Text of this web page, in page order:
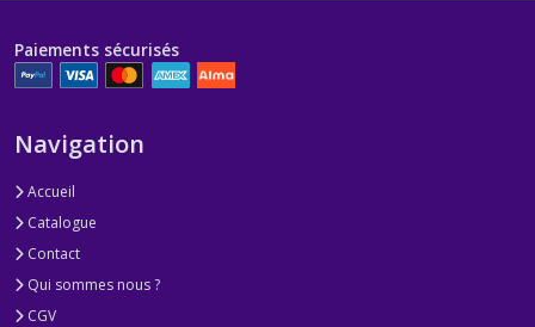
Paiements sécurisés
Navigation
Accueil
Catalogue
Contact
Qui sommes nous ?
CGV